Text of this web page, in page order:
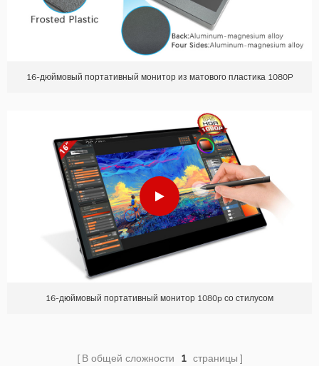
16-дюймовый портативный монитор из матового пластика 1080P
16-дюймовый портативный монитор 1080p со стилусом
В общей сложности 1 страницы